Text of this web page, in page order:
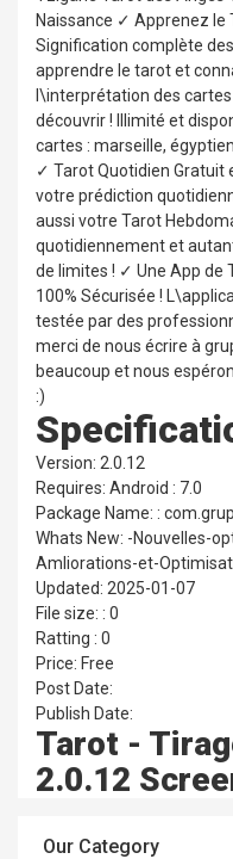
Naissance ✓ Apprenez le
Signification complète
apprendre le tarot et
l\interprétation des
découvrir ! Illimité et
cartes : marseille,
✓ Tarot Quotidien Gratuit
votre prédiction
aussi votre Tarot
quotidiennement et
de limites ! ✓ Une App de
100% Sécurisée !
testée par des
merci de nous écrire à
beaucoup et nous
:)
Version: 2.0.12
Requires: Android : 7.0
Package Name: :
Whats New: -Nouvelles-
Amliorations-et-
Updated: 2025-01-07
File size: : 0
Ratting : 0
Price: Free
Post Date:
Publish Date:
Tarot -
2.0.12
Our Category